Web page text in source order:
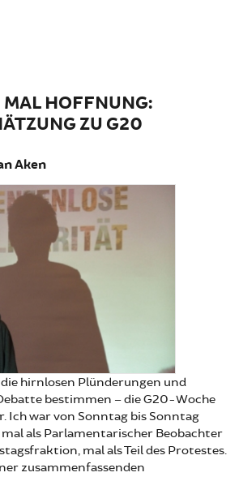
HOFFNUNG:
ZU G20
Aken
hirnlosen Plünderungen und
bestimmen – die G20-Woche
Ich war von Sonntag bis Sonntag
als Parlamentarischer Beobachter
mal als Teil des Protestes.
zusammenfassenden